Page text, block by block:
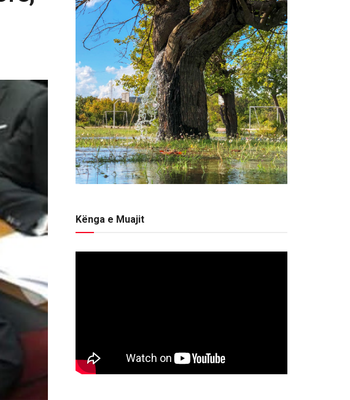
Kënga e Muajit